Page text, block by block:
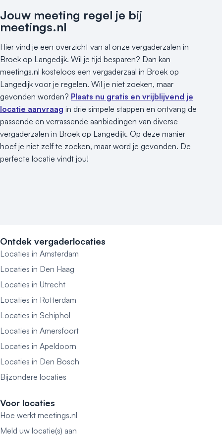
Varende locatie
Jouw meeting regel je bij
meetings.nl
Hier vind je een overzicht van al onze vergaderzalen in
Broek op Langedijk. Wil je tijd besparen? Dan kan
meetings.nl kosteloos een vergaderzaal in Broek op
Langedijk voor je regelen. Wil je niet zoeken, maar
gevonden worden? Plaats nu gratis en vrijblijvend je
locatie aanvraag in drie simpele stappen en ontvang de
passende en verrassende aanbiedingen van diverse
vergaderzalen in Broek op Langedijk. Op deze manier
hoef je niet zelf te zoeken, maar word je gevonden. De
perfecte locatie vindt jou!
Ontdek vergaderlocaties
Locaties in Amsterdam
Locaties in Den Haag
Locaties in Utrecht
Locaties in Rotterdam
Locaties in Schiphol
Locaties in Amersfoort
Locaties in Apeldoorn
Locaties in Den Bosch
Bijzondere locaties
Voor locaties
Hoe werkt meetings.nl
Meld uw locatie(s) aan